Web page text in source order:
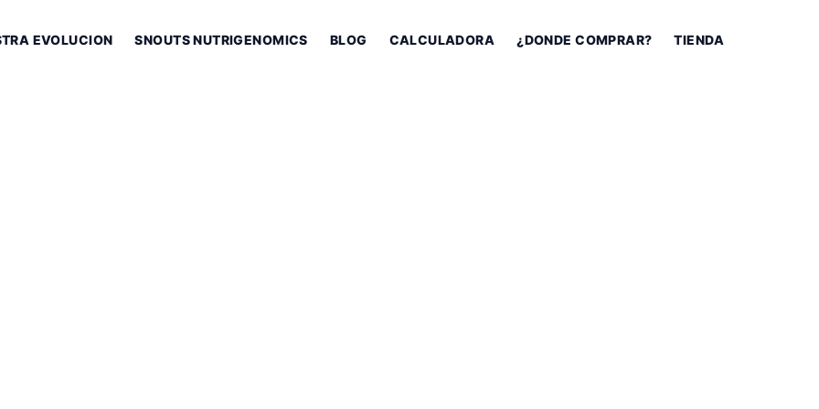
EVOLUCION SNOUTS NUTRIGENOMICS BLOG CALCULADORA ¿DONDE COMPRAR? TIENDA